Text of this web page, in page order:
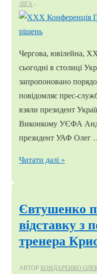
ЛІГА
Чергова, ювілейна,
сьогодні в столиці
запропоновано
повідомляє прес-
взяли президент
Виконкому УЄФА
президент УАФ Олег
ХХХ
низку
важливих
рішень
Читати далі »
Євтушенко
відставку з
тренера
АВТОР БОНДАРЕНКО